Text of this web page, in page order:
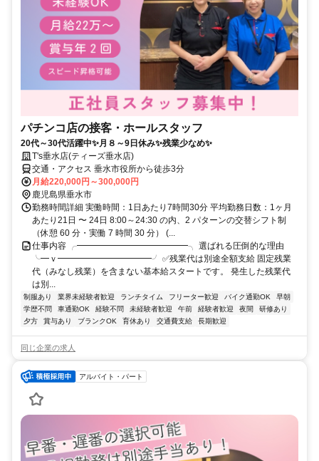
パチンコ店の接客・ホールスタッフ
20代～30代活躍中✨月８～9日休み✨残業少なめ✨
T's垂水店(ティーズ垂水店)
交通・アクセス 垂水市役所から徒歩3分
月給220,000円～300,000円
鹿児島県垂水市
勤務時間詳細 実働時間：1日あたり7時間30分 平均勤務日数：1ヶ月
あたり21日 〜 24日 8:00～24:30 の内、2 パターンの交替シフト制
（休憩 60 分・実働 7 時間 30 分） (...
仕事内容 ╭━━━━━━━━━━━━━╮ 選ばれる圧倒的な理由
╰━ｖ━━━━━━━━━━━╯ ✅残業代は別途全額支給 固定残業
代（みなし残業）を含まない基本給スタートです。 発生した残業代
は別...
制服あり 業界未経験者歓迎 ランチタイム フリーター歓迎 バイク通勤OK
早朝
学歴不問
車通勤OK 経験不問 未経験者歓迎 午前 経験者歓迎 夜間
研修あり
夕方
賞与あり ブランクOK 育休あり 交通費支給 長期歓迎
同じ企業の求人
アルバイト・パート